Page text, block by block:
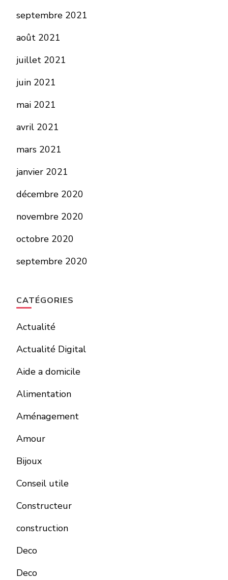
septembre 2021
août 2021
juillet 2021
juin 2021
mai 2021
avril 2021
mars 2021
janvier 2021
décembre 2020
novembre 2020
octobre 2020
septembre 2020
CATÉGORIES
Actualité
Actualité Digital
Aide a domicile
Alimentation
Aménagement
Amour
Bijoux
Conseil utile
Constructeur
construction
Deco
Deco